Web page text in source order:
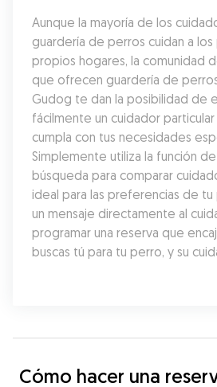
Aunque la mayoría de los
guardería de perros cuidan a los
propios hogares, la comunidad
que ofrecen guardería de
Gudog te dan la posibilidad de
fácilmente un cuidador
cumpla con tus necesidades
Simplemente utiliza la función
búsqueda para comparar
ideal para las preferencias de tu
un mensaje directamente al
programar una reserva que
buscas tú para tu perro, y su
Cómo hacer una